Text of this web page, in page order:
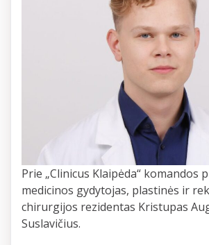
Prie „Clinicus Klaipėda“ komandos
medicinos gydytojas, plastinės ir
chirurgijos rezidentas Kristupas
Suslavičius.